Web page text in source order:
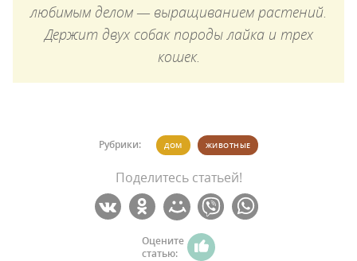
любимым делом — выращиванием растений.
Держит двух собак породы лайка и трех
кошек.
Рубрики: ДОМ ЖИВОТНЫЕ
Поделитесь статьей!
Оцените
статью: